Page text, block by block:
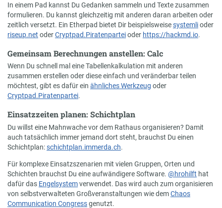
In einem Pad kannst Du Gedanken sammeln und Texte zusammen
formulieren. Du kannst gleichzeitig mit anderen daran arbeiten oder
zeitlich versetzt. Ein Etherpad bietet Dir beispielsweisesystemlioder
riseup.net oderCryptpad.Piratenparteioder https://hackmd.io.
Gemeinsam Berechnungen anstellen: Calc
Wenn Du schnell mal eine Tabellenkalkulation mit anderen
zusammen erstellen oder diese einfach und veränderbar teilen
möchtest, gibt es dafür ein ähnliches Werkzeug oder
Cryptpad.Piratenpartei.
Einsatzzeiten planen: Schichtplan
Du willst eine Mahnwache vor dem Rathaus organisieren? Damit
auch tatsächlich immer jemand dort steht, brauchst Du einen
Schichtplan:schichtplan.immerda.ch.
Für komplexe Einsatzszenarien mit vielen Gruppen, Orten und
Schichten brauchst Du eine aufwändigere Software. @hrohilft hat
dafür das Engelsystemverwendet. Das wird auch zum organisieren
von selbstverwalteten Großveranstaltungen wie demChaos
Communication Congressgenutzt.